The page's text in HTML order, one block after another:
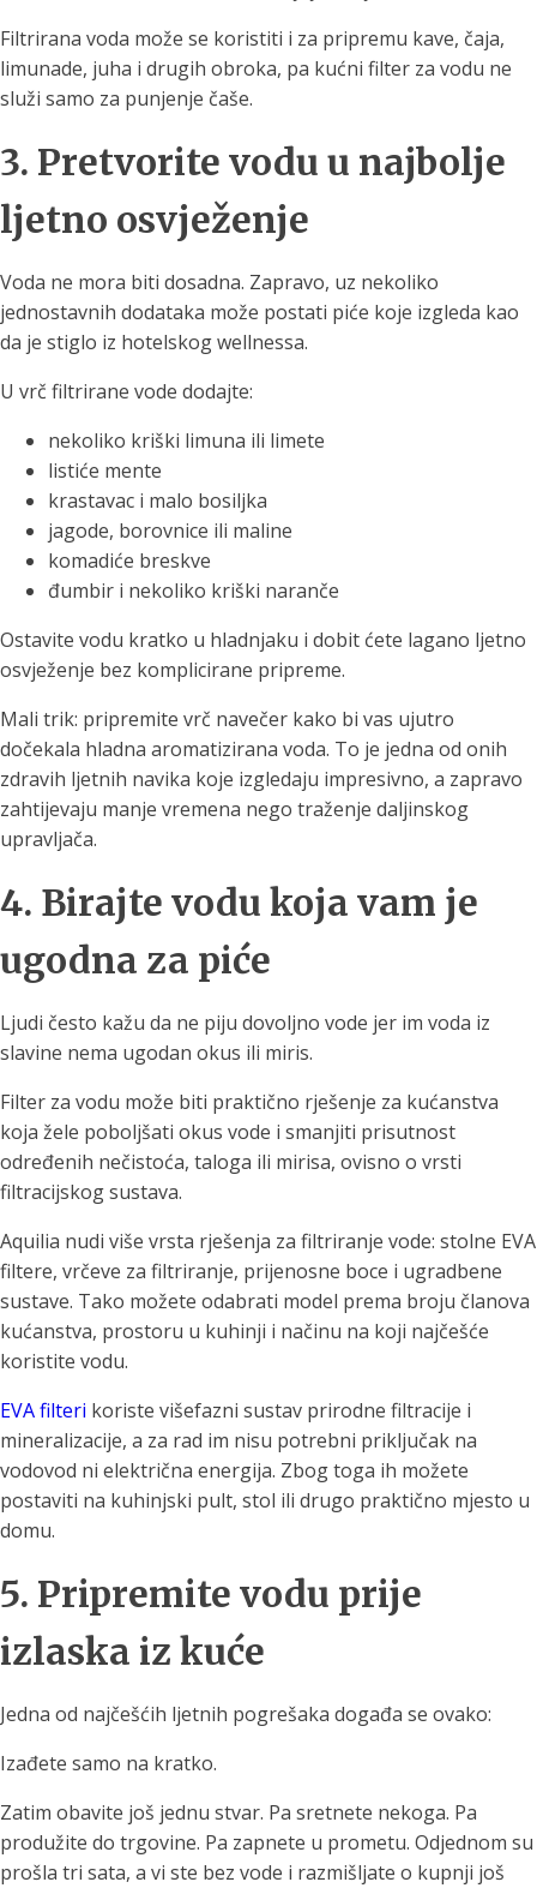
Filtrirana voda može se koristiti i za pripremu kave, čaja,
limunade, juha i drugih obroka, pa kućni filter za vodu ne
služi samo za punjenje čaše.
3. Pretvorite vodu u najbolje
ljetno osvježenje
Voda ne mora biti dosadna. Zapravo, uz nekoliko
jednostavnih dodataka može postati piće koje izgleda kao
da je stiglo iz hotelskog wellnessa.
U vrč filtrirane vode dodajte:
nekoliko kriški limuna ili limete
listiće mente
krastavac i malo bosiljka
jagode, borovnice ili maline
komadiće breskve
đumbir i nekoliko kriški naranče
Ostavite vodu kratko u hladnjaku i dobit ćete lagano ljetno
osvježenje bez komplicirane pripreme.
Mali trik: pripremite vrč navečer kako bi vas ujutro
dočekala hladna aromatizirana voda. To je jedna od onih
zdravih ljetnih navika koje izgledaju impresivno, a zapravo
zahtijevaju manje vremena nego traženje daljinskog
upravljača.
4. Birajte vodu koja vam je
ugodna za piće
Ljudi često kažu da ne piju dovoljno vode jer im voda iz
slavine nema ugodan okus ili miris.
Filter za vodu može biti praktično rješenje za kućanstva
koja žele poboljšati okus vode i smanjiti prisutnost
određenih nečistoća, taloga ili mirisa, ovisno o vrsti
filtracijskog sustava.
Aquilia nudi više vrsta rješenja za filtriranje vode: stolne EVA
filtere, vrčeve za filtriranje, prijenosne boce i ugradbene
sustave. Tako možete odabrati model prema broju članova
kućanstva, prostoru u kuhinji i načinu na koji najčešće
koristite vodu.
EVA filteri koriste višefazni sustav prirodne filtracije i
mineralizacije, a za rad im nisu potrebni priključak na
vodovod ni električna energija. Zbog toga ih možete
postaviti na kuhinjski pult, stol ili drugo praktično mjesto u
domu.
5. Pripremite vodu prije
izlaska iz kuće
Jedna od najčešćih ljetnih pogrešaka događa se ovako:
Izađete samo na kratko.
Zatim obavite još jednu stvar. Pa sretnete nekoga. Pa
produžite do trgovine. Pa zapnete u prometu. Odjednom su
prošla tri sata, a vi ste bez vode i razmišljate o kupnji još